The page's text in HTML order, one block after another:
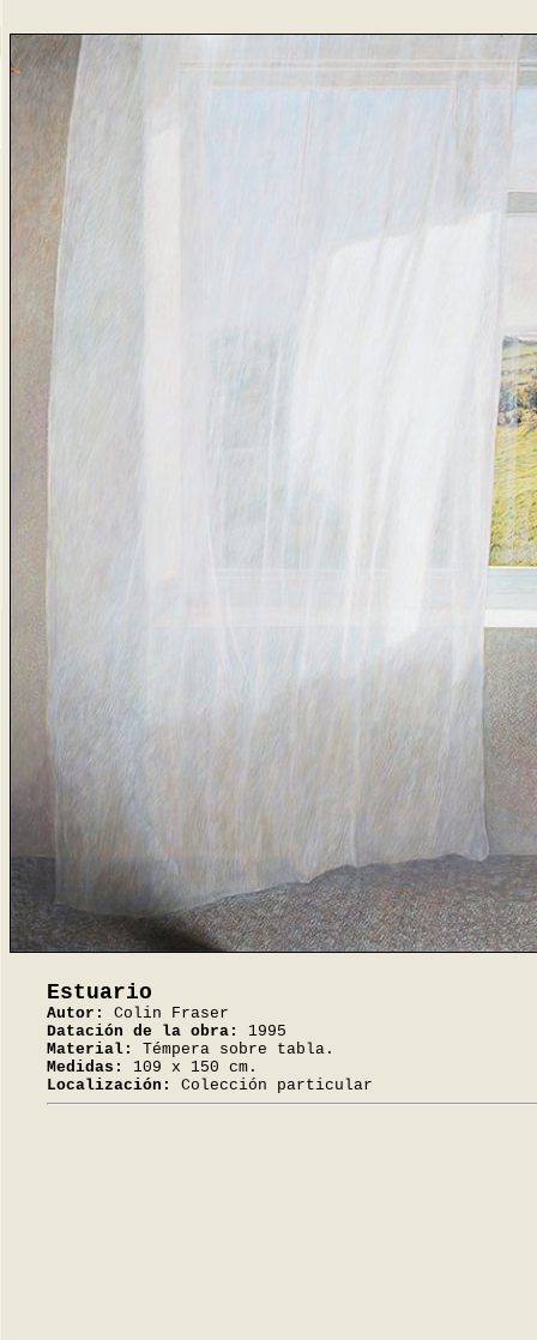
Estuario
Autor:
Colin Fraser
Datación de la obra:
1995
Material:
Témpera sobre tabla.
Medidas:
109 x 150 cm.
Localización:
Colección particular